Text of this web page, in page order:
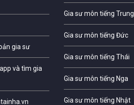
gia sư
và tìm gia
Gia sư môn tiếng Trung
Gia sư môn tiếng Đức
Gia sư môn tiếng Thái
Gia sư môn tiếng Nga
Gia sư môn tiếng Nhật